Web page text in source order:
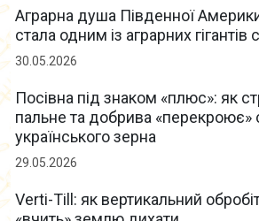
Аграрна душа Південної
стала одним із аграрних гігантів
30.05.2026
Посівна під знаком «плюс»: як
пальне та добрива «перекроює»
українського зерна
29.05.2026
Verti-Till: як вертикальний